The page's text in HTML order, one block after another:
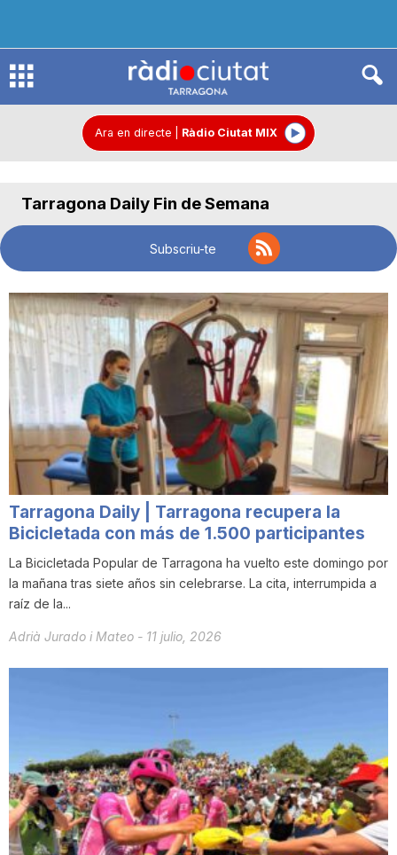
R
o
t
a
t
e
T
Ara en directe Ràdio Ciutat MIX
Tarragona Daily Fin de Semana
Subscriu-te
Tarragona Daily | Tarragona recupera la
Bicicletada con más de 1.500 participantes
La Bicicletada Popular de Tarragona ha vuelto este domingo por
la mañana tras siete años sin celebrarse. La cita, interrumpida a
raíz de la...
Adrià Jurado i Mateo - 11 julio, 2026